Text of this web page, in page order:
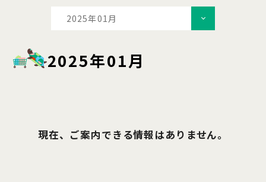
2025年01月
2025年01月
現在、ご案内できる情報はありません。